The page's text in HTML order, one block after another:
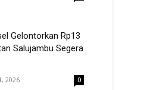
Gelontorkan Rp13
Salujambu Segera
2026 0